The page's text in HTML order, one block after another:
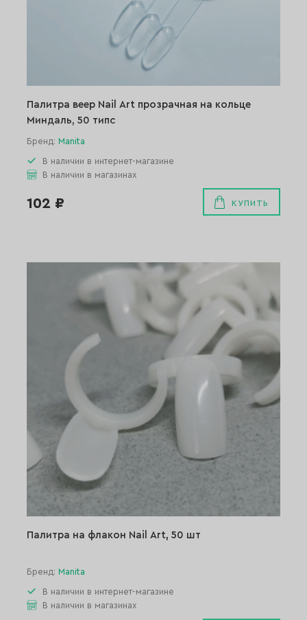
Палитра веер Nail Art прозрачная на кольце
Миндаль, 50 типс
Бренд: Manita
В наличии в интернет-магазине
В наличии в магазинах
102 ₽ КУПИТЬ
Палитра на флакон Nail Art, 50 шт
Бренд: Manita
В наличии в интернет-магазине
В наличии в магазинах